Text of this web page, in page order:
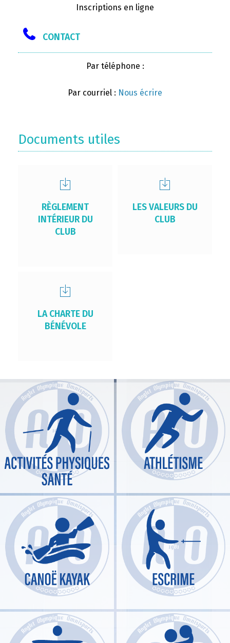
Inscriptions en ligne
CONTACT
Par téléphone :
Par courriel : Nous écrire
Documents utiles
RÈGLEMENT
INTÉRIEUR DU
CLUB
LES VALEURS DU
CLUB
LA CHARTE DU
BÉNÉVOLE